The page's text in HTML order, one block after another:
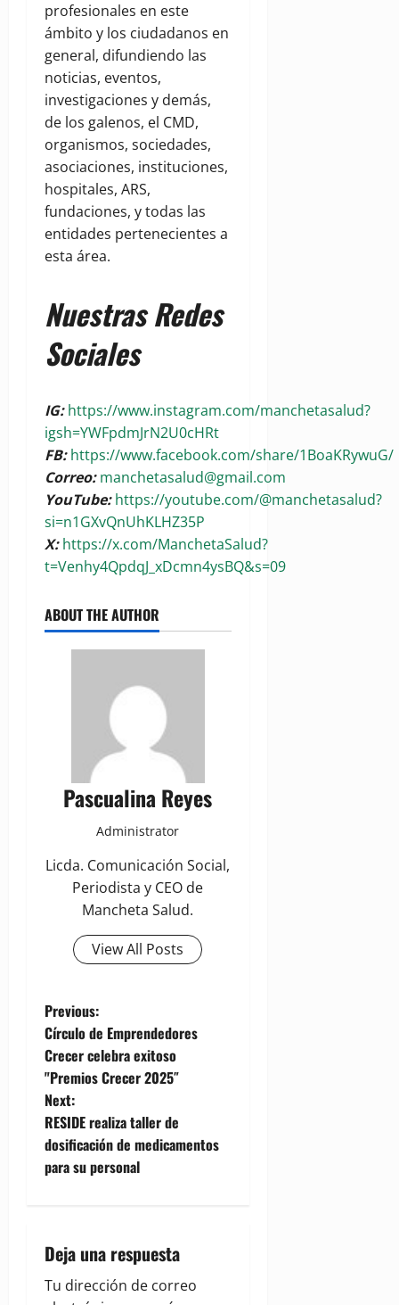
profesionales en este
ámbito y los ciudadanos en
general, difundiendo las
noticias, eventos,
investigaciones y demás,
de los galenos, el CMD,
organismos, sociedades,
asociaciones, instituciones,
hospitales, ARS,
fundaciones, y todas las
entidades pertenecientes a
esta área.
Nuestras Redes
Sociales
IG:https://www.instagram.com/manchetasalud?
igsh=YWFpdmJrN2U0cHRt
FB:https://www.facebook.com/share/1BoaKRywuG/
Correo:manchetasalud@gmail.com
YouTube: https://youtube.com/@manchetasalud?
si=n1GXvQnUhKLHZ35P
X:https://x.com/ManchetaSalud?
t=Venhy4QpdqJ_xDcmn4ysBQ&s=09
ABOUT THE AUTHOR
Pascualina Reyes
Administrator
Licda. Comunicación Social,
Periodista y CEO de
Mancheta Salud.
View All Posts
P
o
s
t
n
v
i
Previous:
Círculo de Emprendedores
Crecer celebra exitoso
"Premios Crecer 2025″
Next:
RESIDE realiza taller de
dosificación de medicamentos
para su personal
Deja una respuesta
Tu dirección de correo